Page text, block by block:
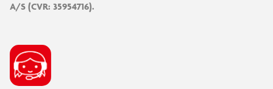
A/S (CVR: 35954716).